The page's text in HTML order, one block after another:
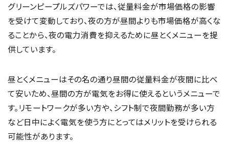
グリーンピープルズパワーでは、従量料金が市場価格の影響
を受けて変動しており、夜の方が昼間よりも市場価格が高くな
ることから、夜の電力消費を抑えるために昼とくメニューを提
供しています。
昼とくメニューはその名の通り昼間の従量料金が夜間に比べ
て安いため、昼間の方が電気をお得に使えるというメニューで
す。リモートワークが多い方や、シフト制で夜間勤務が多い方
など日中によく電気を使う方にとってはメリットを受けられる
可能性があります。